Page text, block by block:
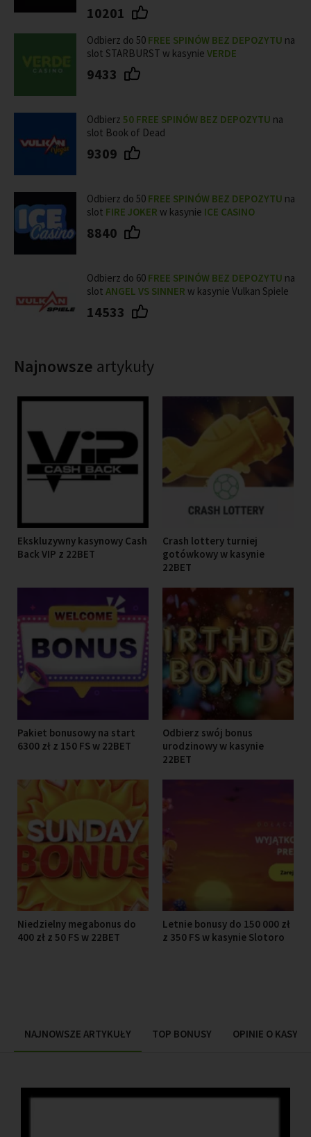
10201
Odbierz do 50 FREE SPINÓW BEZ DEPOZYTU na
slot STARBURST w kasynie VERDE
9433
Odbierz 50 FREE SPINÓW BEZ DEPOZYTU na
slot Book of Dead
9309
Odbierz do 50 FREE SPINÓW BEZ DEPOZYTU na
slot FIRE JOKER w kasynie ICE CASINO
8840
Odbierz do 60 FREE SPINÓW BEZ DEPOZYTU na
slot ANGEL VS SINNER w kasynie Vulkan Spiele
14533
Najnowsze artykuły
Ekskluzywny kasynowy Cash
Back VIP z 22BET
Crash lottery turniej
gotówkowy w kasynie
22BET
Pakiet bonusowy na start
6300 zł z 150 FS w 22BET
Odbierz swój bonus
urodzinowy w kasynie
22BET
Niedzielny megabonus do
400 zł z 50 FS w 22BET
Letnie bonusy do 150 000 zł
z 350 FS w kasynie Slotoro
NAJNOWSZE ARTYKUŁY TOP BONUSY OPINIE O